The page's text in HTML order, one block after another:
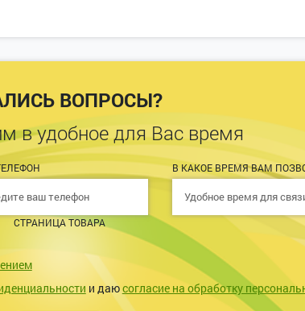
ВОПРОСЫ?
в удобное для Вас время
В КАКОЕ ВРЕМЯ ВАМ
СТРАНИЦА ТОВАРА
и даюсогласие на обработку